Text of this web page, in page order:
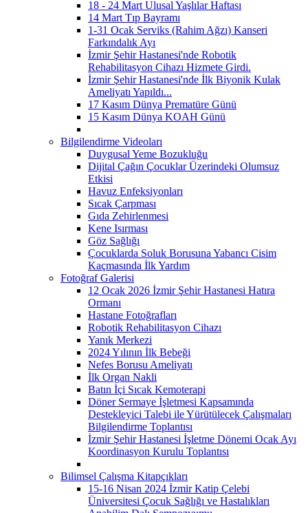
18 - 24 Mart Ulusal Yaşlılar Haftası
14 Mart Tıp Bayramı
1-31 Ocak Serviks (Rahim Ağzı) Kanseri
Farkındalık Ayı
İzmir Şehir Hastanesi'nde Robotik
Rehabilitasyon Cihazı Hizmete Girdi.
İzmir Şehir Hastanesi'nde İlk Biyonik Kulak
Ameliyatı Yapıldı...
17 Kasım Dünya Prematüre Günü
15 Kasım Dünya KOAH Günü
Bilgilendirme Videoları
Duygusal Yeme Bozukluğu
Dijital Çağın Çocuklar Üzerindeki Olumsuz
Etkisi
Havuz Enfeksiyonları
Sıcak Çarpması
Gıda Zehirlenmesi
Kene Isırması
Göz Sağlığı
Çocuklarda Soluk Borusuna Yabancı Cisim
Kaçmasında İlk Yardım
Fotoğraf Galerisi
12 Ocak 2026 İzmir Şehir Hastanesi Hatıra
Ormanı
Hastane Fotoğrafları
Robotik Rehabilitasyon Cihazı
Yanık Merkezi
2024 Yılının İlk Bebeği
Nefes Borusu Ameliyatı
İlk Organ Nakli
Batın İçi Sıcak Kemoterapi
Döner Sermaye İşletmesi Kapsamında
Destekleyici Talebi ile Yürütülecek Çalışmaları
Bilgilendirme Toplantısı
İzmir Şehir Hastanesi İşletme Dönemi Ocak Ayı
Koordinasyon Kurulu Toplantısı
Bilimsel Çalışma Kitapçıkları
15-16 Nisan 2024 İzmir Katip Çelebi
Üniversitesi Çocuk Sağlığı ve Hastalıkları